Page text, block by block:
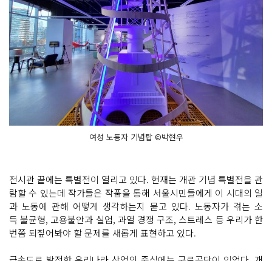
여성 노동자 기념탑 ©박현우
전시관 끝에는 특별전이 열리고 있다. 현재는 개관 기념 특별전을 관
람할 수 있는데 작가들은 작품을 통해 서울시민들에게 이 시대의 일
과 노동에 관해 어떻게 생각하는지 묻고 있다. 노동자가 겪는 소
득 불균형, 고용불안과 실업, 과열 경쟁 구조, 스트레스 등 우리가 한
번쯤 되짚어봐야 할 문제를 새롭게 표현하고 있다.